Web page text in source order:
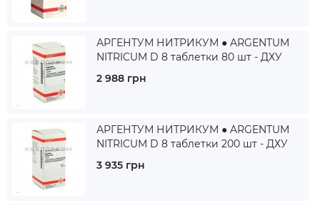
АРГЕНТУМ НИТРИКУМ ● ARGENTUM
NITRICUM D 8 таблетки 80 шт - ДХУ
2 988 грн
АРГЕНТУМ НИТРИКУМ ● ARGENTUM
NITRICUM D 8 таблетки 200 шт - ДХУ
3 935 грн